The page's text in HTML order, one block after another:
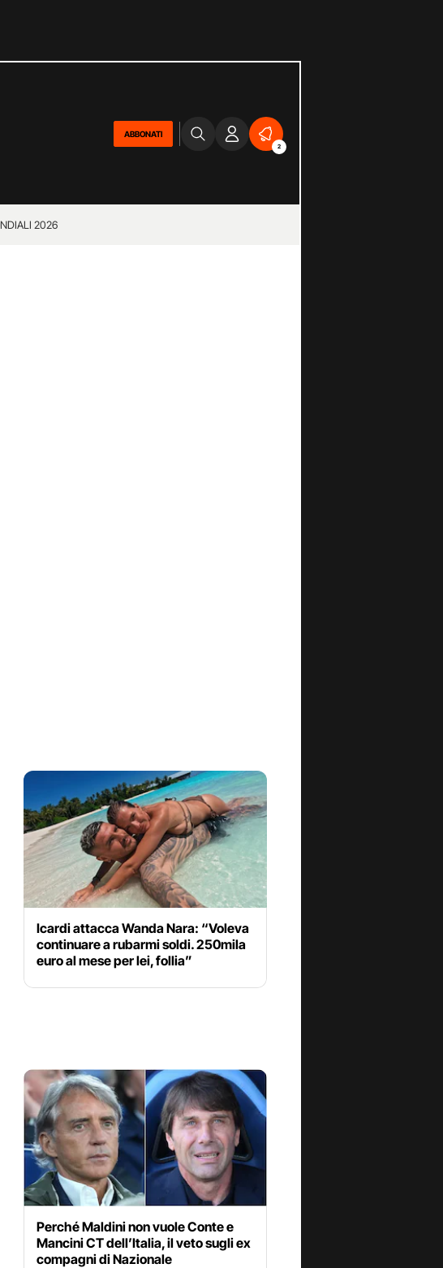
ABBONATI
2
2026
Icardi attacca Wanda Nara: “Voleva
continuare a rubarmi soldi. 250mila
euro al mese per lei, follia”
Perché Maldini non vuole Conte e
Mancini CT dell’Italia, il veto sugli ex
compagni di Nazionale